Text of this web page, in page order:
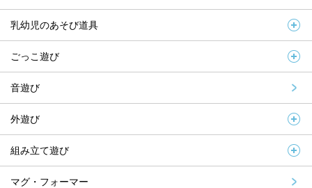
乳幼児のあそび道具
ごっこ遊び
音遊び
外遊び
組み立て遊び
マグ・フォーマー